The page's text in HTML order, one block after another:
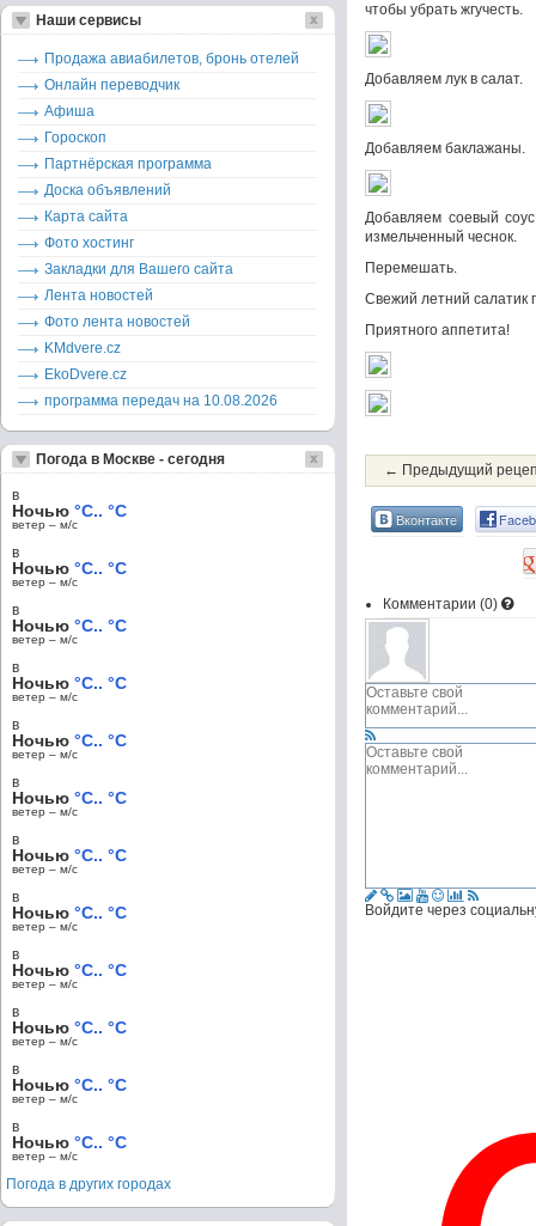
чтобы убрать жгучесть.
Добавляем лук в салат.
Добавляем баклажаны.
Добавляем соевый
измельченный чеснок.
Перемешать.
Свежий летний салатик
Приятного аппетита!
← Предыдущий
Вконтакте
Комментарии (0)
Войдите через
Наши сервисы
Продажа авиабилетов, бронь отелей
Онлайн переводчик
Афиша
Гороскоп
Партнёрская программа
Доска объявлений
Карта сайта
Фото хостинг
Закладки для Вашего сайта
Лента новостей
Фото лента новостей
KMdvere.cz
EkoDvere.cz
программа передач на 10.08.2026
Погода в Москве - сегодня
в
Ночью °C.. °C
ветер – м/c
в
Ночью °C.. °C
ветер – м/c
в
Ночью °C.. °C
ветер – м/c
в
Ночью °C.. °C
ветер – м/c
в
Ночью °C.. °C
ветер – м/c
в
Ночью °C.. °C
ветер – м/c
в
Ночью °C.. °C
ветер – м/c
в
Ночью °C.. °C
ветер – м/c
в
Ночью °C.. °C
ветер – м/c
в
Ночью °C.. °C
ветер – м/c
в
Ночью °C.. °C
ветер – м/c
в
Ночью °C.. °C
ветер – м/c
Погода в других городах